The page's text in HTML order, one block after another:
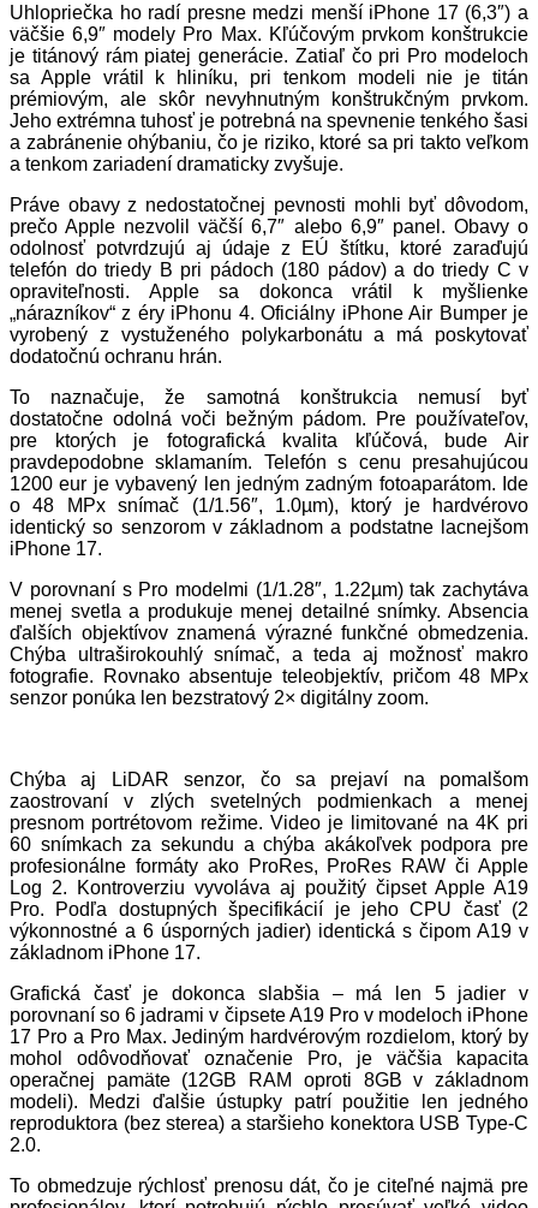
Uhlopriečka ho radí presne medzi menší iPhone 17 (6,3″) a
väčšie 6,9″ modely Pro Max. Kľúčovým prvkom konštrukcie
je titánový rám piatej generácie. Zatiaľ čo pri Pro modeloch
sa Apple vrátil k hliníku, pri tenkom modeli nie je titán
prémiovým, ale skôr nevyhnutným konštrukčným prvkom.
Jeho extrémna tuhosť je potrebná na spevnenie tenkého šasi
a zabránenie ohýbaniu, čo je riziko, ktoré sa pri takto veľkom
a tenkom zariadení dramaticky zvyšuje.
Práve obavy z nedostatočnej pevnosti mohli byť dôvodom,
prečo Apple nezvolil väčší 6,7″ alebo 6,9″ panel. Obavy o
odolnosť potvrdzujú aj údaje z EÚ štítku, ktoré zaraďujú
telefón do triedy B pri pádoch (180 pádov) a do triedy C v
opraviteľnosti. Apple sa dokonca vrátil k myšlienke
„nárazníkov“ z éry iPhonu 4. Oficiálny iPhone Air Bumper je
vyrobený z vystuženého polykarbonátu a má poskytovať
dodatočnú ochranu hrán.
To naznačuje, že samotná konštrukcia nemusí byť
dostatočne odolná voči bežným pádom. Pre používateľov,
pre ktorých je fotografická kvalita kľúčová, bude Air
pravdepodobne sklamaním. Telefón s cenu presahujúcou
1200 eur je vybavený len jedným zadným fotoaparátom. Ide
o 48 MPx snímač (1/1.56″, 1.0µm), ktorý je hardvérovo
identický so senzorom v základnom a podstatne lacnejšom
iPhone 17.
V porovnaní s Pro modelmi (1/1.28″, 1.22µm) tak zachytáva
menej svetla a produkuje menej detailné snímky. Absencia
ďalších objektívov znamená výrazné funkčné obmedzenia.
Chýba ultraširokouhlý snímač, a teda aj možnosť makro
fotografie. Rovnako absentuje teleobjektív, pričom 48 MPx
senzor ponúka len bezstratový 2× digitálny zoom.
Chýba aj LiDAR senzor, čo sa prejaví na pomalšom
zaostrovaní v zlých svetelných podmienkach a menej
presnom portrétovom režime. Video je limitované na 4K pri
60 snímkach za sekundu a chýba akákoľvek podpora pre
profesionálne formáty ako ProRes, ProRes RAW či Apple
Log 2. Kontroverziu vyvoláva aj použitý čipset Apple A19
Pro. Podľa dostupných špecifikácií je jeho CPU časť (2
výkonnostné a 6 úsporných jadier) identická s čipom A19 v
základnom iPhone 17.
Grafická časť je dokonca slabšia – má len 5 jadier v
porovnaní so 6 jadrami v čipsete A19 Pro v modeloch iPhone
17 Pro a Pro Max. Jediným hardvérovým rozdielom, ktorý by
mohol odôvodňovať označenie Pro, je väčšia kapacita
operačnej pamäte (12GB RAM oproti 8GB v základnom
modeli). Medzi ďalšie ústupky patrí použitie len jedného
reproduktora (bez sterea) a staršieho konektora USB Type-C
2.0.
To obmedzuje rýchlosť prenosu dát, čo je citeľné najmä pre